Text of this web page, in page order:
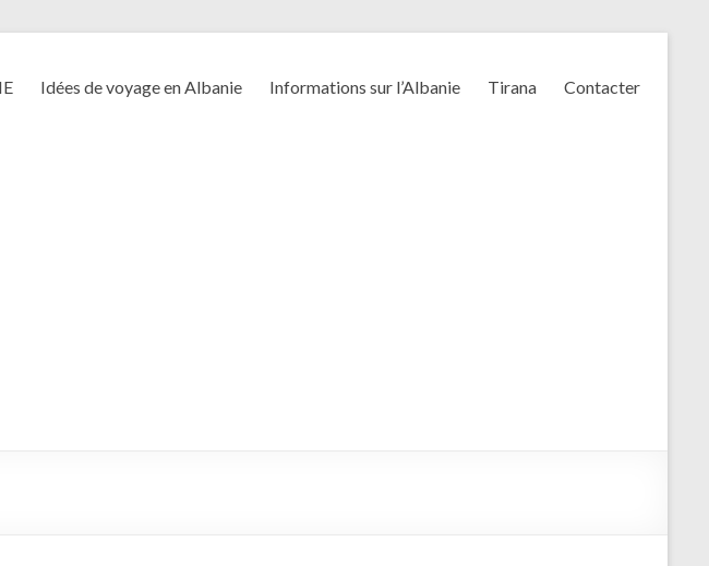
Idées de voyage en Albanie Informations sur l’Albanie Tirana Contacter